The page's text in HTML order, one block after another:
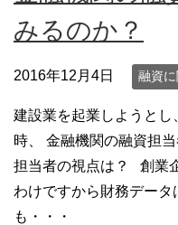
みるのか？
2016年12月4日 融資
建設業を起業しようとし
時、 金融機関の融資担
担当者の視点は？ 創業
わけですから財務デー
も・・・